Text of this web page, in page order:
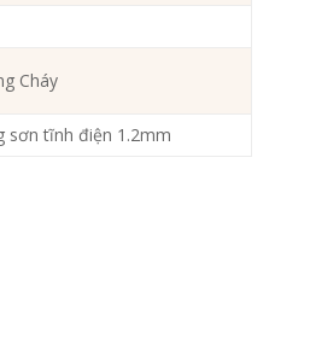
Cháy
sơn tĩnh điện 1.2mm